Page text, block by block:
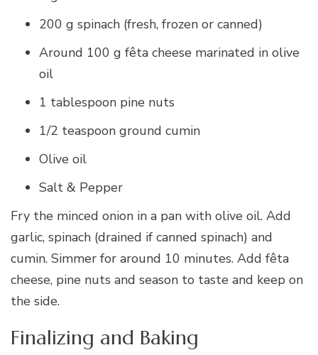
200 g spinach (fresh, frozen or canned)
Around 100 g fêta cheese marinated in olive
oil
1 tablespoon pine nuts
1/2 teaspoon ground cumin
Olive oil
Salt & Pepper
Fry the minced onion in a pan with olive oil. Add
garlic, spinach (drained if canned spinach) and
cumin. Simmer for around 10 minutes. Add fêta
cheese, pine nuts and season to taste and keep on
the side.
Finalizing and Baking